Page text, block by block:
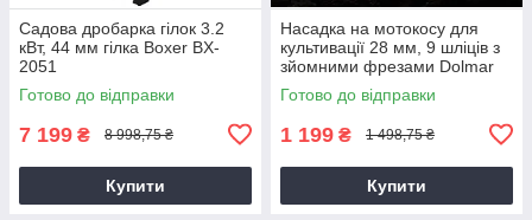
Садова дробарка гілок 3.2
кВт, 44 мм гілка Boxer BX-
2051
Готово до відправки
7 199 ₴ 8 998,75 ₴
Купити
Насадка на мотокосу для
культивації 28 мм, 9 шліців з
зйомними фрезами Dolmar
9T28
Готово до відправки
1 199 ₴ 1 498,75 ₴
Купити